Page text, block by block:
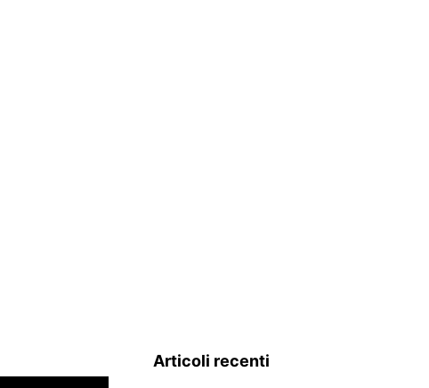
Articoli recenti